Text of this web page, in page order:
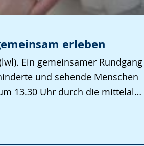
erleben
Ein gemeinsamer Rundgang
und sehende Menschen
13.30 Uhr durch die mittelal…